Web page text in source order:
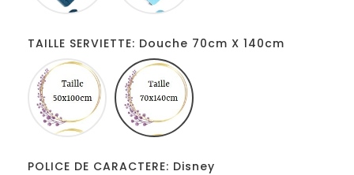
TAILLE SERVIETTE: Douche 70cm X 140cm
toilette
50cm
100cm
X
140cm
POLICE DE CARACTERE: Disney